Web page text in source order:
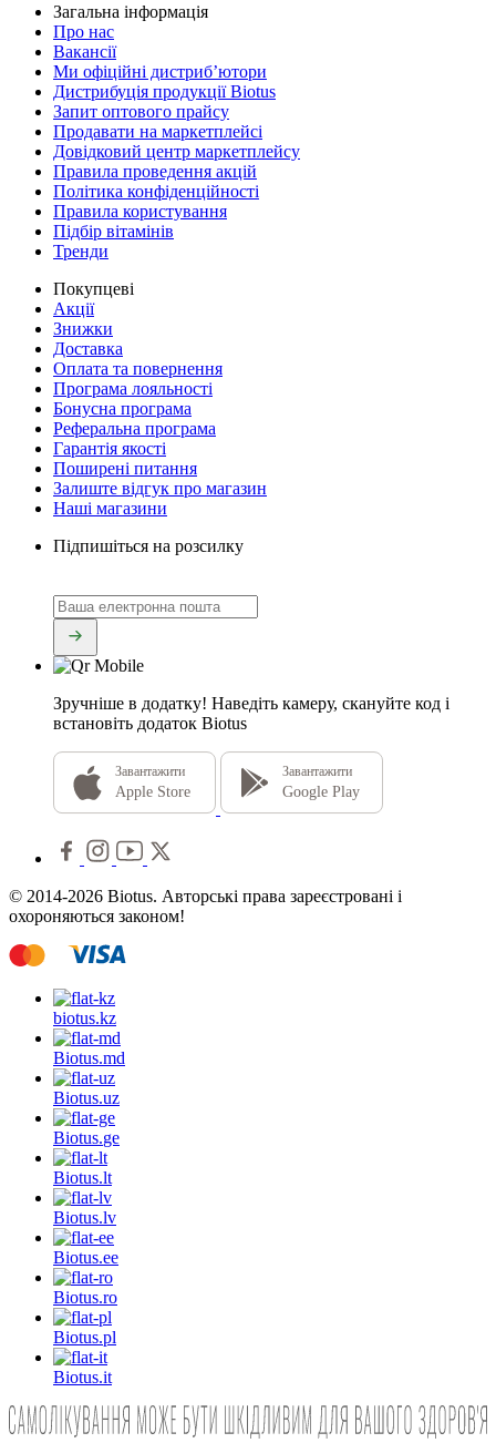
Загальна інформація
Про нас
Вакансії
Ми офіційні дистриб’ютори
Дистрибуція продукції Biotus
Запит оптового прайсу
Продавати на маркетплейсі
Довідковий центр маркетплейсу
Правила проведення акцій
Політика конфіденційності
Правила користування
Підбір вітамінів
Тренди
Покупцеві
Акції
Знижки
Доставка
Оплата та повернення
Програма лояльності
Бонусна програма
Реферальна програма
Гарантія якості
Поширені питання
Залиште відгук про магазин
Наші магазини
Підпишіться на розсилку
Зручніше в додатку! Наведіть камеру, скануйте код і
встановіть додаток Biotus
Завантажити
Apple Store
Завантажити
Google Play
© 2014-2026 Biotus. Авторські права зареєстровані і
охороняються законом!
biotus.kz
Biotus.md
Biotus.uz
Biotus.ge
Biotus.lt
Biotus.lv
Biotus.ee
Biotus.ro
Biotus.pl
Biotus.it